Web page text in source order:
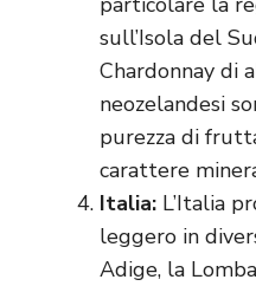
sull’Isola del
Chardonnay di
neozelandesi
purezza di
carattere
Italia: L’Italia
leggero in
Adige, la